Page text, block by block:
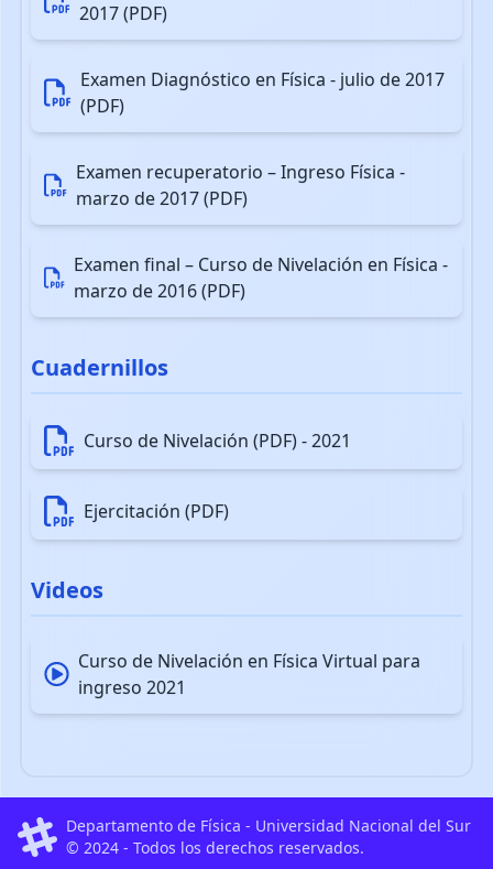
2017 (PDF)
Examen Diagnóstico en Física - julio de 2017
(PDF)
Examen recuperatorio – Ingreso Física -
marzo de 2017 (PDF)
Examen final – Curso de Nivelación en Física -
marzo de 2016 (PDF)
Cuadernillos
Curso de Nivelación (PDF) - 2021
Ejercitación (PDF)
Videos
Curso de Nivelación en Física Virtual para
ingreso 2021
Departamento de Física - Universidad Nacional del Sur
© 2024 - Todos los derechos reservados.